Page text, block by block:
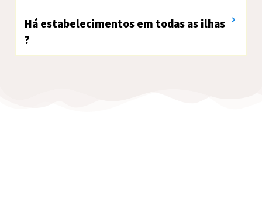
Há estabelecimentos em todas as ilhas
?